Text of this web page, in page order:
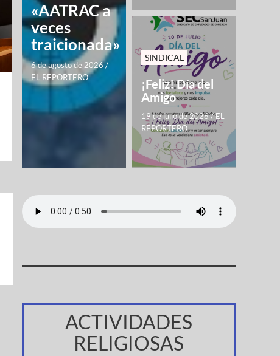
«AATRAC a
veces
traicionada»
6 de agosto de 2026/
EL REPORTERO
SINDICAL
¡Feliz! Día del
Amigo
19 de julio de 2026/EL
REPORTERO
ACTIVIDADES
RELIGIOSAS